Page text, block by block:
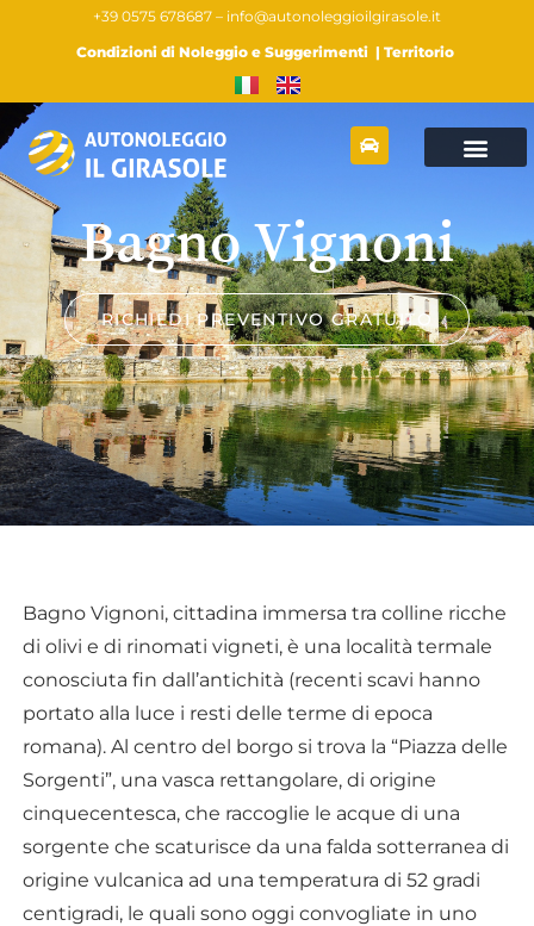
+39 0575 678687 – info@autonoleggioilgirasole.it
Condizioni di Noleggio e Suggerimenti | Territorio
Bagno Vignoni
RICHIEDI PREVENTIVO GRATUITO
Bagno Vignoni, cittadina immersa tra colline ricche
di olivi e di rinomati vigneti, è una località termale
conosciuta fin dall’antichità (recenti scavi hanno
portato alla luce i resti delle terme di epoca
romana). Al centro del borgo si trova la “Piazza delle
Sorgenti”, una vasca rettangolare, di origine
cinquecentesca, che raccoglie le acque di una
sorgente che scaturisce da una falda sotterranea di
origine vulcanica ad una temperatura di 52 gradi
centigradi, le quali sono oggi convogliate in uno